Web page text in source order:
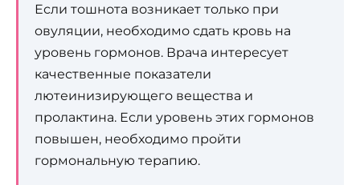
Если тошнота возникает только при
овуляции, необходимо сдать кровь на
уровень гормонов. Врача интересует
качественные показатели
лютеинизирующего вещества и
пролактина. Если уровень этих гормонов
повышен, необходимо пройти
гормональную терапию.